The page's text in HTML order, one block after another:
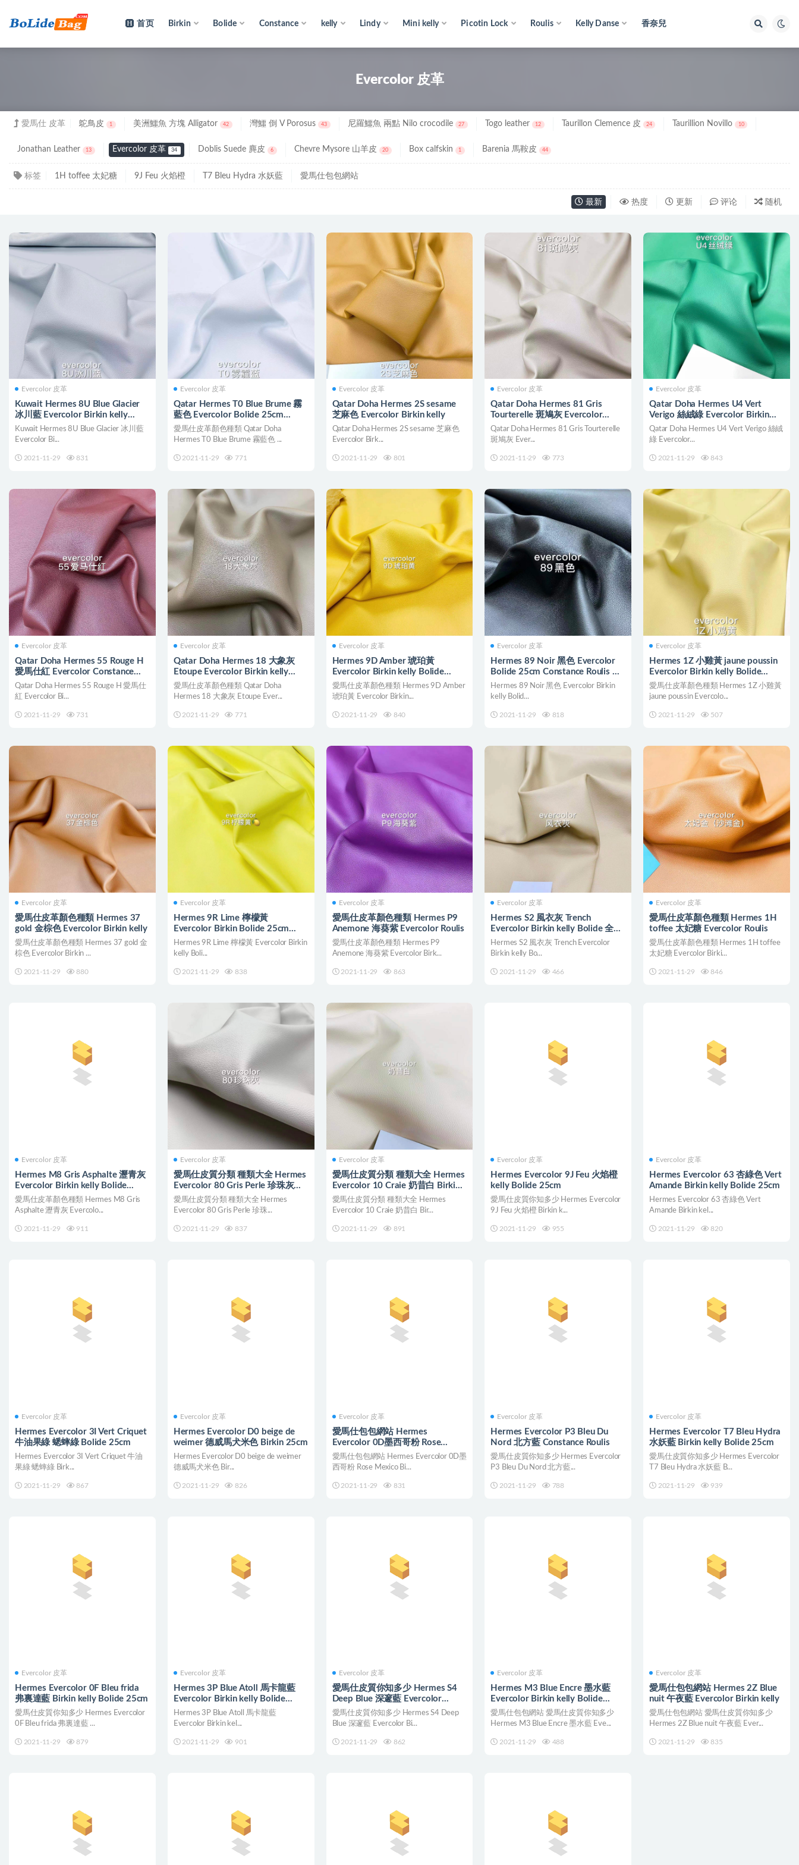
首页 Birkin Bolide Constance kelly Lindy Mini kelly Picotin Lock Roulis Kelly Danse 香奈兒
Evercolor 皮革
愛馬仕 皮革 鴕鳥皮 1 美洲鱷魚 方塊 Alligator 42 灣鱷 倒 V Porosus 43 尼羅鱷魚 兩點 Nilo crocodile 27 Togo leather 12 Taurillon Clemence 皮 24 Taurillion Novillo 10
Jonathan Leather 13 Evercolor 皮革 34 Doblis Suede 麂皮 6 Chevre Mysore 山羊皮 20 Box calfskin 1 Barenia 馬鞍皮 44
标签 1H toffee 太妃糖 9J Feu 火焰橙 T7 Bleu Hydra 水妖藍 愛馬仕包包網站
最新 热度 更新 评论 随机
Evercolor 皮革
Kuwait Hermes 8U Blue Glacier
冰川藍 Evercolor Birkin kelly
Bolide 25cm
Kuwait Hermes 8U Blue Glacier 冰川藍
Evercolor Bi...
2021-11-29 831
Evercolor 皮革
Qatar Hermes T0 Blue Brume 霧
藍色 Evercolor Bolide 25cm
Constance
愛馬仕皮革顏色種類 Qatar Doha
Hermes T0 Blue Brume 霧藍色 ...
2021-11-29 771
Evercolor 皮革
Qatar Doha Hermes 2S sesame
芝麻色 Evercolor Birkin kelly
Qatar Doha Hermes 2S sesame 芝麻色
Evercolor Birk...
2021-11-29 801
Evercolor 皮革
Qatar Doha Hermes 81 Gris
Tourterelle 斑鳩灰 Evercolor
Birkin Bolide 25cm
Qatar Doha Hermes 81 Gris Tourterelle
斑鳩灰 Ever...
2021-11-29 773
Evercolor 皮革
Qatar Doha Hermes U4 Vert
Verigo 絲絨綠 Evercolor Birkin
kelly Roulis
Qatar Doha Hermes U4 Vert Verigo 絲絨
綠 Evercolor...
2021-11-29 843
Evercolor 皮革
Qatar Doha Hermes 55 Rouge H
愛馬仕紅 Evercolor Constance
Roulis
Qatar Doha Hermes 55 Rouge H 愛馬仕
紅 Evercolor Bi...
2021-11-29 731
Evercolor 皮革
Qatar Doha Hermes 18 大象灰
Etoupe Evercolor Birkin kelly
Bolide
愛馬仕皮革顏色種類 Qatar Doha
Hermes 18 大象灰 Etoupe Ever...
2021-11-29 771
Evercolor 皮革
Hermes 9D Amber 琥珀黃
Evercolor Birkin kelly Bolide
25cm Roulis
愛馬仕皮革顏色種類 Hermes 9D Amber
琥珀黃 Evercolor Birkin...
2021-11-29 840
Evercolor 皮革
Hermes 89 Noir 黑色 Evercolor
Bolide 25cm Constance Roulis 全
尺寸接受定製
Hermes 89 Noir 黑色 Evercolor Birkin
kelly Bolid...
2021-11-29 818
Evercolor 皮革
Hermes 1Z 小雞黃 jaune poussin
Evercolor Birkin kelly Bolide
25cm
愛馬仕皮革顏色種類 Hermes 1Z 小雞黃
jaune poussin Evercolo...
2021-11-29 507
Evercolor 皮革
愛馬仕皮革顏色種類 Hermes 37
gold 金棕色 Evercolor Birkin kelly
愛馬仕皮革顏色種類 Hermes 37 gold 金
棕色 Evercolor Birkin ...
2021-11-29 880
Evercolor 皮革
Hermes 9R Lime 檸檬黃
Evercolor Birkin Bolide 25cm
Roulis
Hermes 9R Lime 檸檬黃 Evercolor Birkin
kelly Boli...
2021-11-29 838
Evercolor 皮革
愛馬仕皮革顏色種類 Hermes P9
Anemone 海葵紫 Evercolor Roulis
愛馬仕皮革顏色種類 Hermes P9
Anemone 海葵紫 Evercolor Birk...
2021-11-29 863
Evercolor 皮革
Hermes S2 風衣灰 Trench
Evercolor Birkin kelly Bolide 全尺
寸接受定製
Hermes S2 風衣灰 Trench Evercolor
Birkin kelly Bo...
2021-11-29 466
Evercolor 皮革
愛馬仕皮革顏色種類 Hermes 1H
toffee 太妃糖 Evercolor Roulis
愛馬仕皮革顏色種類 Hermes 1H toffee
太妃糖 Evercolor Birki...
2021-11-29 846
Evercolor 皮革
Hermes M8 Gris Asphalte 瀝青灰
Evercolor Birkin kelly Bolide
25cm
愛馬仕皮革顏色種類 Hermes M8 Gris
Asphalte 瀝青灰 Evercolo...
2021-11-29 911
Evercolor 皮革
愛馬仕皮質分類 種類大全 Hermes
Evercolor 80 Gris Perle 珍珠灰
Birkin
愛馬仕皮質分類 種類大全 Hermes
Evercolor 80 Gris Perle 珍珠...
2021-11-29 837
Evercolor 皮革
愛馬仕皮質分類 種類大全 Hermes
Evercolor 10 Craie 奶昔白 Birkin
kelly
愛馬仕皮質分類 種類大全 Hermes
Evercolor 10 Craie 奶昔白 Bir...
2021-11-29 891
Evercolor 皮革
Hermes Evercolor 9J Feu 火焰橙
kelly Bolide 25cm
愛馬仕皮質你知多少 Hermes Evercolor
9J Feu 火焰橙 Birkin k...
2021-11-29 955
Evercolor 皮革
Hermes Evercolor 63 杏綠色 Vert
Amande Birkin kelly Bolide 25cm
Hermes Evercolor 63 杏綠色 Vert
Amande Birkin kel...
2021-11-29 820
Evercolor 皮革
Hermes Evercolor 3I Vert Criquet
牛油果綠 蟋蟀綠 Bolide 25cm
Hermes Evercolor 3I Vert Criquet 牛油
果綠 蟋蟀綠 Birk...
2021-11-29 867
Evercolor 皮革
Hermes Evercolor D0 beige de
weimer 德威馬犬米色 Birkin 25cm
Hermes Evercolor D0 beige de weimer
德威馬犬米色 Bir...
2021-11-29 826
Evercolor 皮革
愛馬仕包包網站 Hermes
Evercolor 0D墨西哥粉 Rose
Mexico Birkin kelly 25cm
愛馬仕包包網站 Hermes Evercolor 0D墨
西哥粉 Rose Mexico Bi...
2021-11-29 831
Evercolor 皮革
Hermes Evercolor P3 Bleu Du
Nord 北方藍 Constance Roulis
愛馬仕皮質你知多少 Hermes Evercolor
P3 Bleu Du Nord 北方藍...
2021-11-29 788
Evercolor 皮革
Hermes Evercolor T7 Bleu Hydra
水妖藍 Birkin kelly Bolide 25cm
愛馬仕皮質你知多少 Hermes Evercolor
T7 Bleu Hydra 水妖藍 B...
2021-11-29 939
Evercolor 皮革
Hermes Evercolor 0F Bleu frida
弗裏達藍 Birkin kelly Bolide 25cm
愛馬仕皮質你知多少 Hermes Evercolor
0F Bleu frida 弗裏達藍 ...
2021-11-29 879
Evercolor 皮革
Hermes 3P Blue Atoll 馬卡龍藍
Evercolor Birkin kelly Bolide
25cm
Hermes 3P Blue Atoll 馬卡龍藍
Evercolor Birkin kel...
2021-11-29 901
Evercolor 皮革
愛馬仕皮質你知多少 Hermes S4
Deep Blue 深邃藍 Evercolor
Birkin kelly Bolide 25cm
愛馬仕皮質你知多少 Hermes S4 Deep
Blue 深邃藍 Evercolor Bi...
2021-11-29 862
Evercolor 皮革
Hermes M3 Blue Encre 墨水藍
Evercolor Birkin kelly Bolide
25cm
愛馬仕包包網站 愛馬仕皮質你知多少
Hermes M3 Blue Encre 墨水藍 Eve...
2021-11-29 488
Evercolor 皮革
愛馬仕包包網站 Hermes 2Z Blue
nuit 午夜藍 Evercolor Birkin kelly
愛馬仕包包網站 愛馬仕皮質你知多少
Hermes 2Z Blue nuit 午夜藍 Ever...
2021-11-29 835